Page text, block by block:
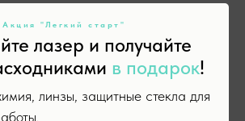
Акция "Легкий старт"
лазер и получайте
в подарок!
линзы, защитные стекла для